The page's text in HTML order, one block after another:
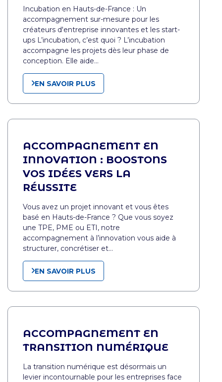
Incubation en Hauts-de-France : Un
accompagnement sur-mesure pour les
créateurs d'entreprise innovantes et les start-
ups L’incubation, c’est quoi ? L’incubation
accompagne les projets dès leur phase de
conception. Elle aide…
EN SAVOIR PLUS
ACCOMPAGNEMENT EN
INNOVATION : BOOSTONS
VOS IDÉES VERS LA
RÉUSSITE
Vous avez un projet innovant et vous êtes
basé en Hauts-de-France ? Que vous soyez
une TPE, PME ou ETI, notre
accompagnement à l’innovation vous aide à
structurer, concrétiser et…
EN SAVOIR PLUS
ACCOMPAGNEMENT EN
TRANSITION NUMÉRIQUE
La transition numérique est désormais un
levier incontournable pour les entreprises face